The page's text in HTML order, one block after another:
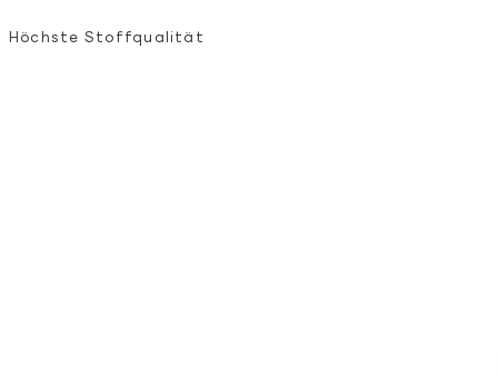
Höchste Stoffqualität